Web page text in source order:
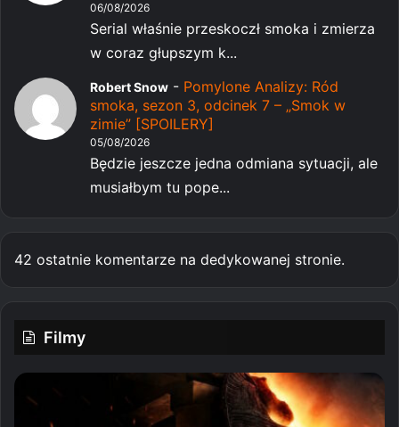
06/08/2026
Serial właśnie przeskoczł smoka i zmierza
w coraz głupszym k...
Robert Snow - Pomylone Analizy: Ród
smoka, sezon 3, odcinek 7 – „Smok w
zimie” [SPOILERY]
05/08/2026
Będzie jeszcze jedna odmiana sytuacji, ale
musiałbym tu pope...
42 ostatnie komentarze na dedykowanej stronie.
Filmy